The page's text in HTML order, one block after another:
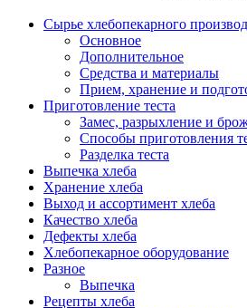
Сырье хлебопекарного
Основное
Дополнительное
Средства и материалы
Прием, хранение и
Приготовление теста
Замес, разрыхление и
Способы приготовления
Разделка теста
Выпечка хлеба
Хранение хлеба
Выход и ассортимент хлеба
Качество хлеба
Дефекты хлеба
Хлебопекарное оборудование
Разное
Выпечка
Рецепты хлеба